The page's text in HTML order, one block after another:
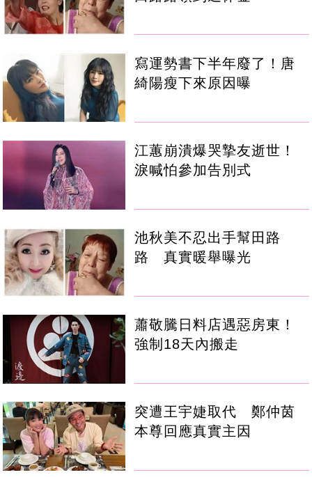
寫運勢書下半年廢了！唐
綺陽瘦下來原因曝
江蕙崩潰爆哭摯友逝世！
淚喊怕參加告別式
池秋美不忍出手幫田路
路 真實暖舉曝光
蕭敬騰日料店遇惡房東！
強制18天內搬走
突遭王宇婕取代 鄭仲茵
本尊回應真實主因